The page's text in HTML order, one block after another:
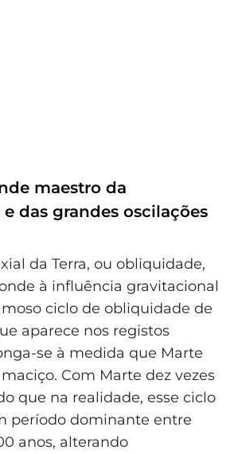
maestro da
das grandes oscilações
da Terra, ou obliquidade,
à influência gravitacional
ciclo de obliquidade de
aparece nos registos
se à medida que Marte
Com Marte dez vezes
que na realidade, esse ciclo
período dominante entre
anos, alterando